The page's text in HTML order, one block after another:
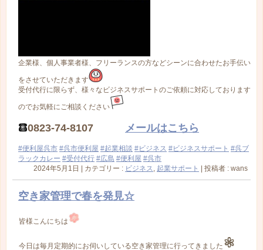
企業様、個人事業者様、フリーランスの方などシーンに合わせたお手伝い
をさせていただきます
受付代行に限らず、様々なビジネスサポートのご依頼に対応しております
のでお気軽にご相談ください
0823-74-8107 メールはこちら
#便利屋呉市 #呉市便利屋 #起業相談 #ビジネス #ビジネスサポート #呉ブ
ラックカレー #受付代行 #広島 #便利屋 #呉市
2024年5月1日 | カテゴリー : ビジネス 起業サポート | 投稿者 : wans
空き家管理で春を発見☆
皆様こんにちは
今日は毎月定期的にお伺いしている空き家管理に行ってきました